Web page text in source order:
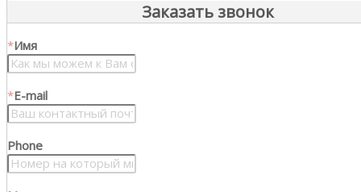
Заказать звонок
*Имя
*E-mail
Phone